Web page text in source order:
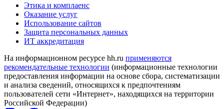
Этика и комплаенс
Оказание услуг
Использование сайтов
Защита персональных данных
ИТ аккредитация
На информационном ресурсе hh.ru применяются
рекомендательные технологии (информационные технологии
предоставления информации на основе сбора, систематизации
и анализа сведений, относящихся к предпочтениям
пользователей сети «Интернет», находящихся на территории
Российской Федерации)